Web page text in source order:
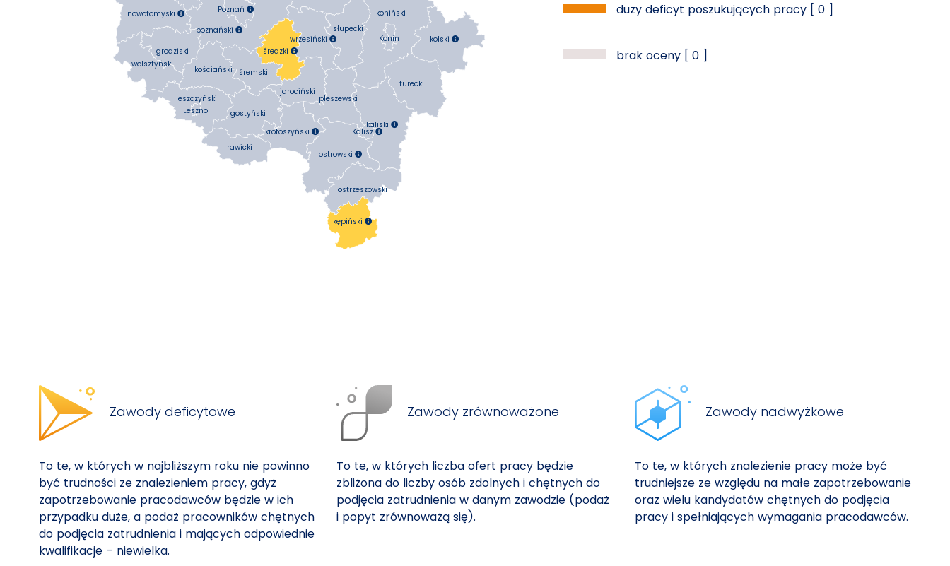
gostyński
grodziski
jarociński
kaliski 
kępiński 
kolski 
koniński
kościański
krotoszyński 
leszczyński
nowotomyski 
ostrowski 
ostrzeszowski
pleszewski
poznański 
rawicki
słupecki
średzki 
śremski
turecki
wolsztyński
wrzesiński 
Kalisz
Konin
Leszno
Poznań  duży deficyt poszukujących pracy [ 0 ]
brak oceny [ 0 ]
Zawody deficytowe
To te, w których w najbliższym roku nie powinno
być trudności ze znalezieniem pracy, gdyż
zapotrzebowanie pracodawców będzie w ich
przypadku duże, a podaż pracowników chętnych
do podjęcia zatrudnienia i mających odpowiednie
kwalifikacje – niewielka.
Zawody zrównoważone
To te, w których liczba ofert pracy będzie
zbliżona do liczby osób zdolnych i chętnych do
podjęcia zatrudnienia w danym zawodzie (podaż
i popyt zrównoważą się).
Zawody nadwyżkowe
To te, w których znalezienie pracy może być
trudniejsze ze względu na małe zapotrzebowanie
oraz wielu kandydatów chętnych do podjęcia
pracy i spełniających wymagania pracodawców.